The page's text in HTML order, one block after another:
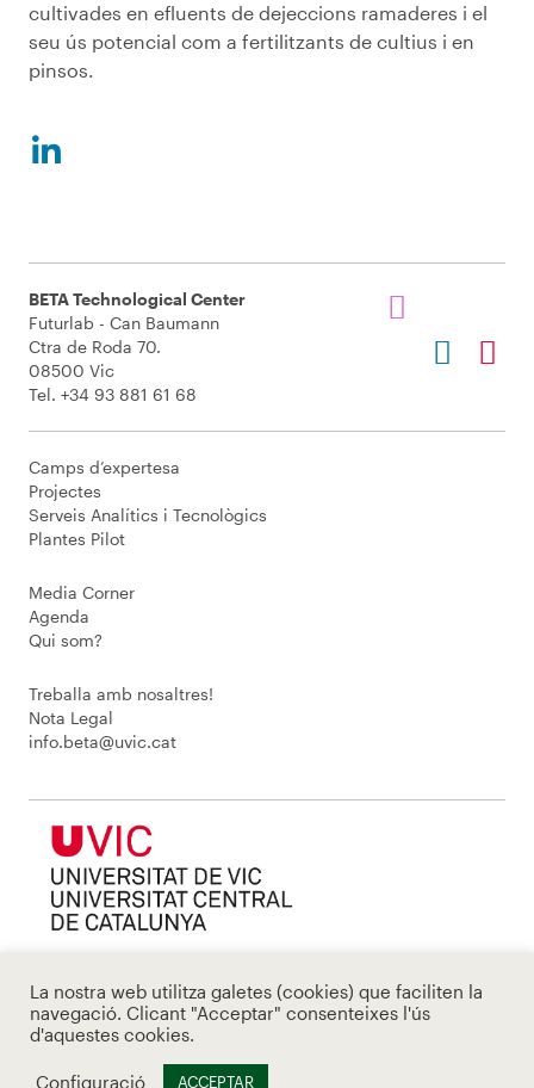
cultivades en efluents de dejeccions ramaderes i el
seu ús potencial com a fertilitzants de cultius i en
pinsos.
BETA Technological Center
Futurlab - Can Baumann
Ctra de Roda 70.
08500 Vic
Tel. +34 93 881 61 68
Camps d’expertesa
Projectes
Serveis Analítics i Tecnològics
Plantes Pilot
Media Corner
Agenda
Qui som?
Treballa amb nosaltres!
Nota Legal
info.beta@uvic.cat
La nostra web utilitza galetes (cookies) que faciliten la
navegació. Clicant "Acceptar" consenteixes l'ús
d'aquestes cookies.
Configuració ACCEPTAR